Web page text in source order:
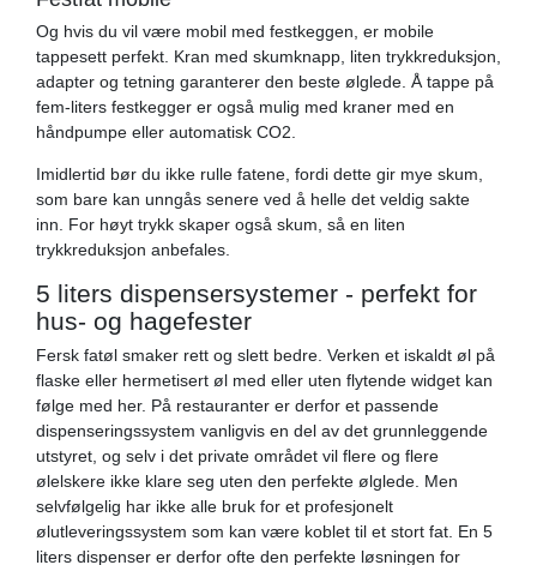
Og hvis du vil være mobil med festkeggen, er mobile
tappesett perfekt. Kran med skumknapp, liten trykkreduksjon,
adapter og tetning garanterer den beste ølglede. Å tappe på
fem-liters festkegger er også mulig med kraner med en
håndpumpe eller automatisk CO2.
Imidlertid bør du ikke rulle fatene, fordi dette gir mye skum,
som bare kan unngås senere ved å helle det veldig sakte
inn. For høyt trykk skaper også skum, så en liten
trykkreduksjon anbefales.
5 liters dispensersystemer - perfekt for
hus- og hagefester
Fersk fatøl smaker rett og slett bedre. Verken et iskaldt øl på
flaske eller hermetisert øl med eller uten flytende widget kan
følge med her. På restauranter er derfor et passende
dispenseringssystem vanligvis en del av det grunnleggende
utstyret, og selv i det private området vil flere og flere
ølelskere ikke klare seg uten den perfekte ølglede. Men
selvfølgelig har ikke alle bruk for et profesjonelt
ølutleveringssystem som kan være koblet til et stort fat. En 5
liters dispenser er derfor ofte den perfekte løsningen for